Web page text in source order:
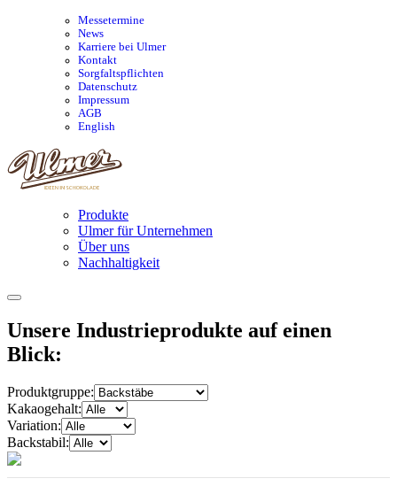
Messetermine
News
Karriere bei Ulmer
Kontakt
Sorgfaltspflichten
Datenschutz
Impressum
AGB
English
Produkte
Ulmer für Unternehmen
Über uns
Nachhaltigkeit
Unsere Industrieprodukte auf einen
Blick:
Produktgruppe:
Kakaogehalt:
Variation:
Backstabil: